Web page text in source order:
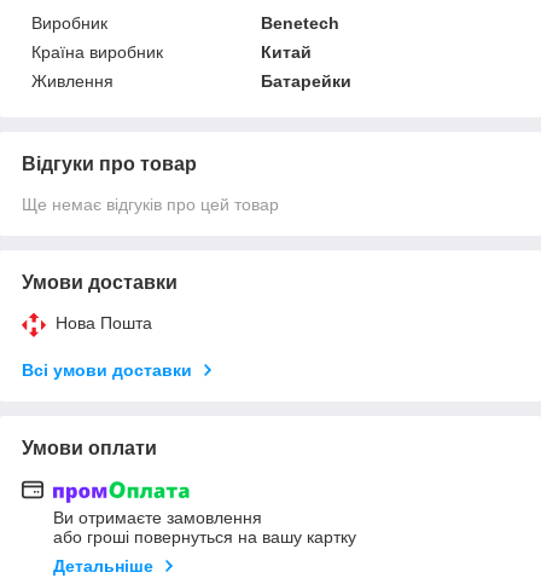
Виробник
Benetech
Країна виробник
Китай
Живлення
Батарейки
Відгуки про товар
Ще немає відгуків про цей товар
Умови доставки
Нова Пошта
Всі умови доставки
Умови оплати
Ви отримаєте замовлення
або гроші повернуться на вашу картку
Детальніше